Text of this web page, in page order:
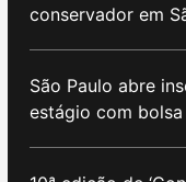
conservador em
São Paulo abre
estágio com